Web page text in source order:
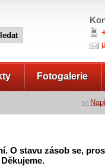
Fotogalerie
O stavu zásob se,